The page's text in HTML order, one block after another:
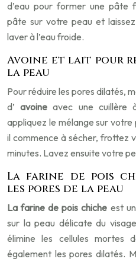
d’eau pour former une pâte
pâte sur votre peau et
laver à l’eau froide.
Avoine et lait pour
la peau
Pour réduire les pores dilatés,
d’avoine avec une cuillère
appliquez le mélange sur
il commence à sécher, frottez
minutes. Lavez ensuite votre
La farine de pois
les pores de la peau
La farine de pois chiche est
sur la peau délicate du
élimine les cellules mortes
également les pores dilatés.